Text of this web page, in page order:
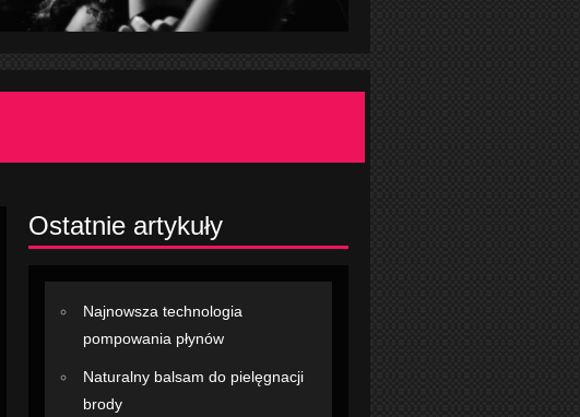
Ostatnie artykuły
Najnowsza technologia
pompowania płynów
Naturalny balsam do pielęgnacji
brody